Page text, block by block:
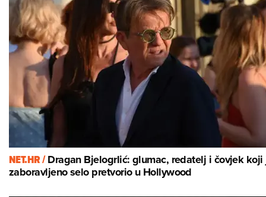
NET.HR /Dragan Bjelogrlić: glumac, redatelj i čovjek koji
zaboravljeno selo pretvorio u Hollywood